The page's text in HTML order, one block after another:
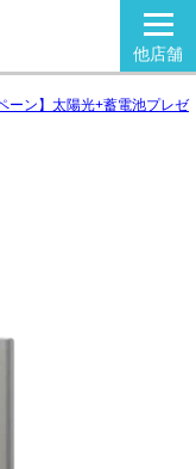
他店舗
ーン】太陽光+蓄電池プレゼ